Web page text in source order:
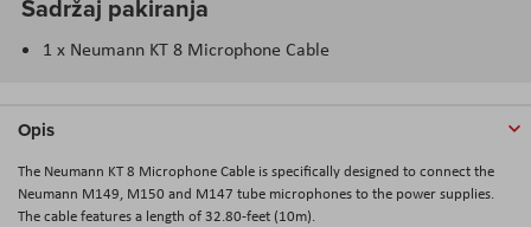
Sadržaj pakiranja
1 x Neumann KT 8 Microphone Cable
Opis
The Neumann KT 8 Microphone Cable is specifically designed to connect the
Neumann M149, M150 and M147 tube microphones to the power supplies.
The cable features a length of 32.80-feet (10m).